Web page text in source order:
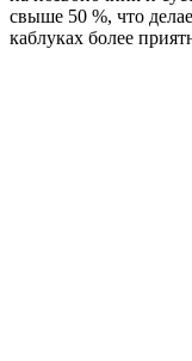
свыше 50 %, что
каблуках более